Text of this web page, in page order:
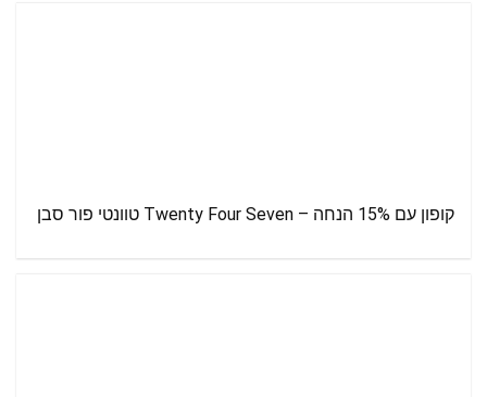
קופון עם 15% הנחה – Twenty Four Seven טוונטי פור סבן